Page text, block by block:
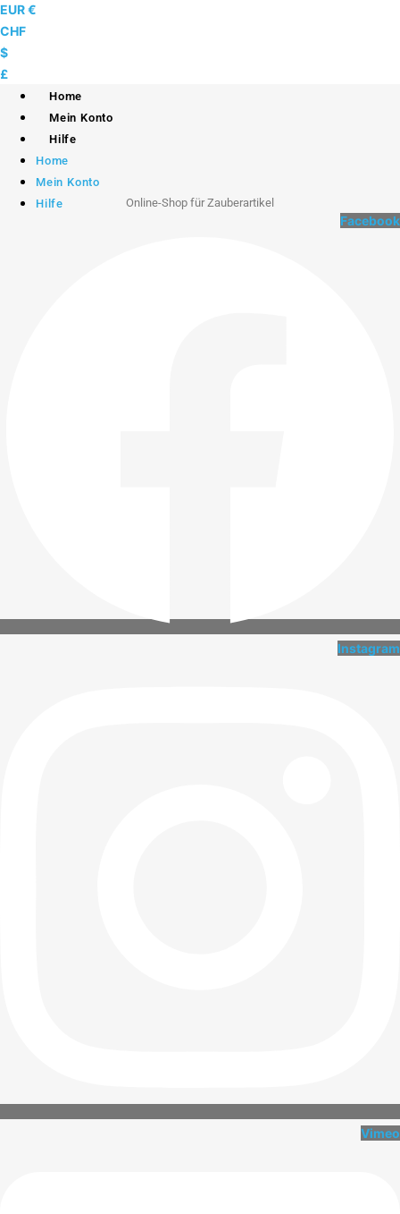
Skip
to
content
EUR €
CHF
$
£
Home
Mein Konto
Hilfe
Home
Mein Konto
Hilfe
Online-Shop für Zauberartikel
Facebook
Instagram
Vimeo